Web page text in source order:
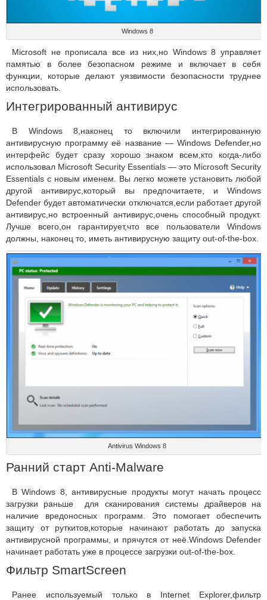
Windows 8
Microsoft не прописала все из них,но Windows 8 управляет
памятью в более безопасном режиме и включает в себя
функции, которые делают уязвимости безопасности труднее
использовать.
Интегрированный антивирус
В Windows 8,наконец то включили интегрированную
антивирусную программу её название — Windows Defender,но
интерфейс будет сразу хорошо знаком всем,кто когда-либо
использовал Microsoft Security Essentials — это Microsoft Security
Essentials с новым именем. Вы легко можете установить любой
другой антивирус,который вы предпочитаете, и Windows
Defender будет автоматически отключатся,если работает другой
антивирус,но встроенный антивирус,очень способный продукт.
Лучше всего,он гарантирует,что все пользователи Windows
должны, наконец то, иметь антивирусную защиту out-of-the-box.
Antivirus Windows 8
Ранний старт Anti-Malware
В Windows 8, антивирусные продукты могут начать процесс
загрузки раньше для сканирования системы драйверов на
наличие вредоносных программ. Это помогает обеспечить
защиту от руткитов,которые начинают работать до запуска
антивирусной программы, и прячутся от неё.Windows Defender
начинает работать уже в процессе загрузки out-of-the-box.
Фильтр SmartScreen
Ранее используемый только в Internet Explorer,фильтр